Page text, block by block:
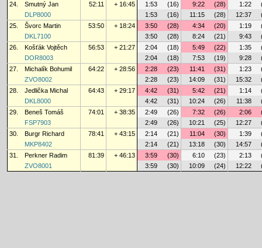
24.
Smutný Jan 52:11 + 16:45 1:53 (16) 9:22 (28) 1:22
DLP8000
1:53 (16) 11:15 (28) 12:37
25.
Švorc Martin 53:50 + 18:24 3:50 (28) 4:34 (20) 1:19
DKL7100
3:50 (28) 8:24 (21) 9:43
26.
Košťák Vojtěch 56:53 + 21:27 2:04 (18) 5:49 (22) 1:35
DOR8003
2:04 (18) 7:53 (19) 9:28
27.
Michalík Bohumil 64:22 + 28:56 2:28 (23) 11:41 (31) 1:23
ZVO8002
2:28 (23) 14:09 (31) 15:32
28.
Jedlička Michal 64:43 + 29:17 4:42 (31) 5:42 (21) 1:14
DKL8000
4:42 (31) 10:24 (26) 11:38
29.
Beneš Tomáš 74:01 + 38:35 2:49 (26) 7:32 (26) 2:06
FSP7903
2:49 (26) 10:21 (25) 12:27
30.
Burgr Richard 78:41 + 43:15 2:14 (21) 11:04 (30) 1:39
MKP8402
2:14 (21) 13:18 (30) 14:57
31.
Perkner Radim 81:39 + 46:13 3:59 (30) 6:10 (23) 2:13
ZVO8001
3:59 (30) 10:09 (24) 12:22